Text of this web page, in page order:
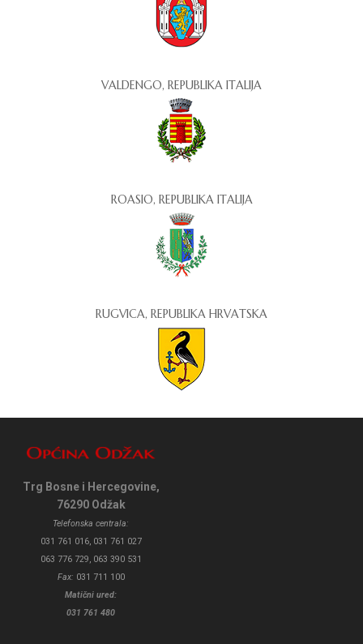
VALDENGO, REPUBLIKA ITALIJA
ROASIO, REPUBLIKA ITALIJA
RUGVICA, REPUBLIKA HRVATSKA
Trg Bosne i Hercegovine,
76290 Odžak
Telefonska centrala:
031 761 016, 031 761 027
063 776 729, 063 390 531
Fax: 031 711 100
Matični ured:
031 761 480